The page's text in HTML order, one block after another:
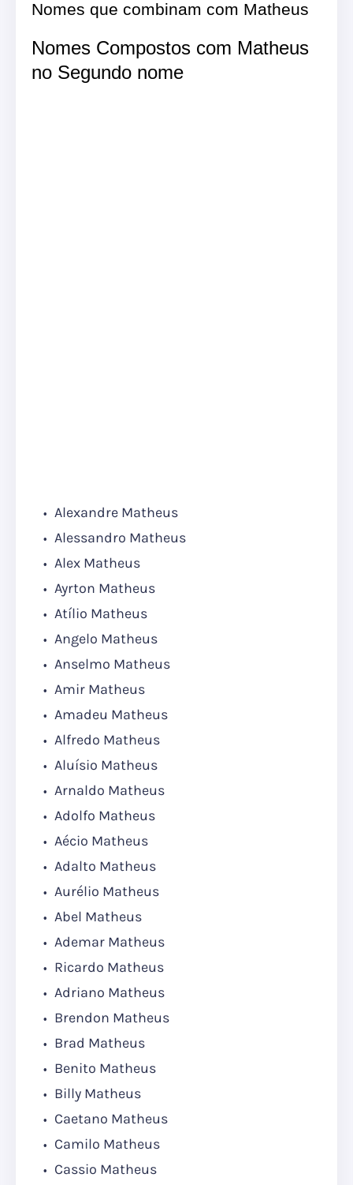
Nomes que combinam com Matheus
Nomes Compostos com Matheus
no Segundo nome
Alexandre Matheus
Alessandro Matheus
Alex Matheus
Ayrton Matheus
Atílio Matheus
Angelo Matheus
Anselmo Matheus
Amir Matheus
Amadeu Matheus
Alfredo Matheus
Aluísio Matheus
Arnaldo Matheus
Adolfo Matheus
Aécio Matheus
Adalto Matheus
Aurélio Matheus
Abel Matheus
Ademar Matheus
Ricardo Matheus
Adriano Matheus
Brendon Matheus
Brad Matheus
Benito Matheus
Billy Matheus
Caetano Matheus
Camilo Matheus
Cassio Matheus